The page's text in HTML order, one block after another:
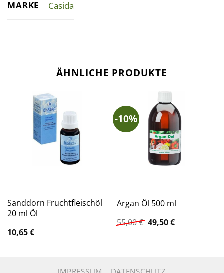
MARKE Casida
ÄHNLICHE PRODUKTE
Sanddorn Fruchtfleischöl
20 ml Öl
10,65€
-10%
Argan Öl 500 ml
55,00€ Ursprünglicher
Preis
49,50€Aktueller